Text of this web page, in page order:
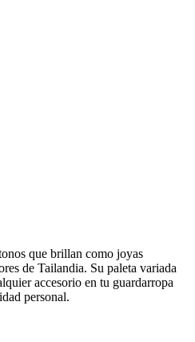
que brillan como joyas
de Tailandia. Su paleta variada
accesorio en tu guardarropa
personal.